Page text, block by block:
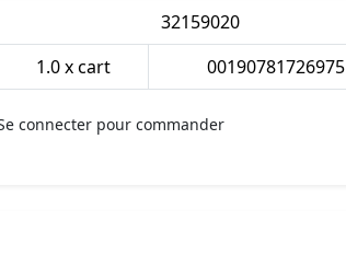
32159020
1.0 x cart 00190781726975
connecter pour commander